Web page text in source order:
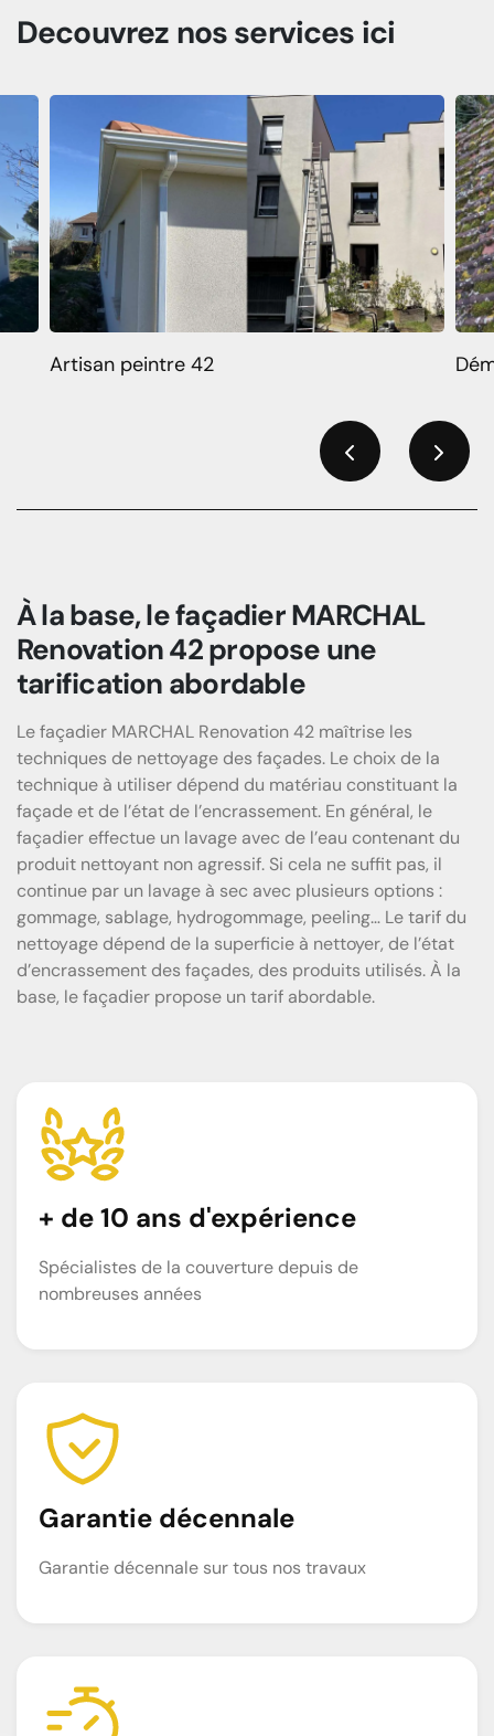
Decouvrez nos services ici
Artisan peintre 42
À la base, le façadier MARCHAL
Renovation 42 propose une
tarification abordable
Le façadier MARCHAL Renovation 42 maîtrise les
techniques de nettoyage des façades. Le choix de la
technique à utiliser dépend du matériau constituant la
façade et de l’état de l’encrassement. En général, le
façadier effectue un lavage avec de l’eau contenant du
produit nettoyant non agressif. Si cela ne suffit pas, il
continue par un lavage à sec avec plusieurs options :
gommage, sablage, hydrogommage, peeling… Le tarif du
nettoyage dépend de la superficie à nettoyer, de l’état
d’encrassement des façades, des produits utilisés. À la
base, le façadier propose un tarif abordable.
+ de 10 ans d'expérience
Spécialistes de la couverture depuis de
nombreuses années
Garantie décennale
Garantie décennale sur tous nos travaux